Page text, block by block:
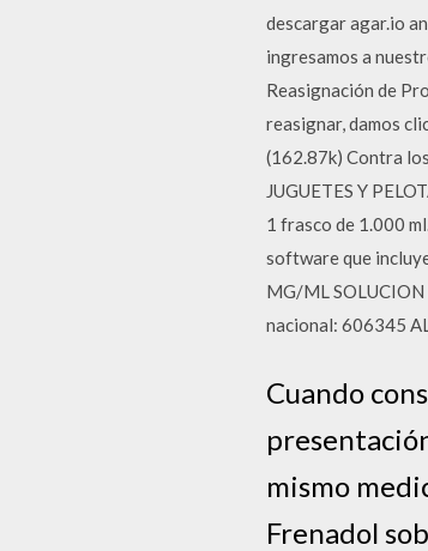
descargar agar.io
ingresamos a
Reasignación de
reasignar, damos
(162.87k) Contra
JUGUETES Y
1 frasco de 1.000
software que
MG/ML
nacional: 606345
Cuando
mismo
Frenadol